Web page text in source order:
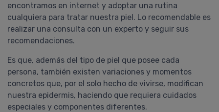
encontramos en internet y adoptar una rutina
cualquiera para tratar nuestra piel. Lo recomendable es
realizar una consulta con un experto y seguir sus
recomendaciones.
Es que, además del tipo de piel que posee cada
persona, también existen variaciones y momentos
concretos que, por el solo hecho de vivirse, modifican
nuestra epidermis, haciendo que requiera cuidados
especiales y componentes diferentes.